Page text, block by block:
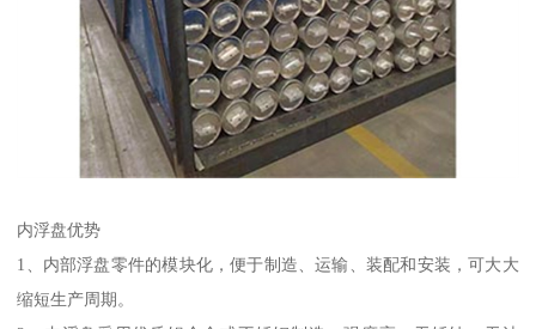
内浮盘优势
1、内部浮盘零件的模块化，便于制造、运输、装配和安装，可大大
缩短生产周期。